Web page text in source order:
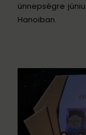
ünnepségre
Hanoiban.